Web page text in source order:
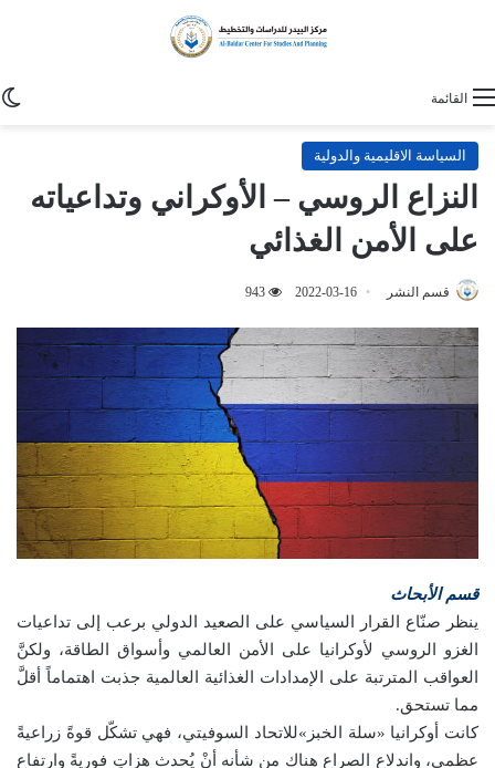
القائمة
السياسة الاقليمية والدولية
النزاع الروسي – الأوكراني وتداعياته
على الأمن الغذائي
قسم النشر 2022-03-16
943
قسم الأبحاث
ينظر صنّاع القرار السياسي على الصعيد الدولي برعب إلى تداعيات
الغزو الروسي لأوكرانيا على الأمن العالمي وأسواق الطاقة، ولكنَّ
العواقب المترتبة على الإمدادات الغذائية العالمية جذبت اهتماماً أقلَّ
مما تستحق.
كانت أوكرانيا «سلة الخبز»للاتحاد السوفيتي، فهي تشكّل قوةً زراعيةً
عظمى، واندلاع الصراع هناك من شأنه أنْ يُحدث هزاتٍ فوريةً وارتفاع